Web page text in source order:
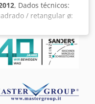
, Dados técnicos:
/ retangular ø:
da lâmina de
de curso: 40 / 62 /
kW Área de
x 1250 mm Peso,
de curso -
da serra pré-
fechada à prova de